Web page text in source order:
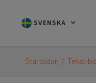
SVENSKA
Startsidan Tekst-